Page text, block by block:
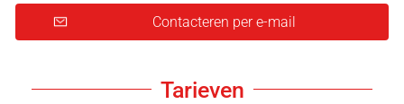
Contacteren per e-mail
Tarieven